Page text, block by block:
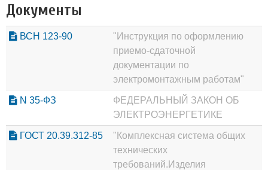
Документы
ВСН 123-90
"Инструкция по оформлению
приемо-сдаточной
документации по
электромонтажным работам"
N 35-ФЗ
ФЕДЕРАЛЬНЫЙ ЗАКОН ОБ
ЭЛЕКТРОЭНЕРГЕТИКЕ
ГОСТ 20.39.312-85
"Комплексная система общих
технических
требований.Изделия